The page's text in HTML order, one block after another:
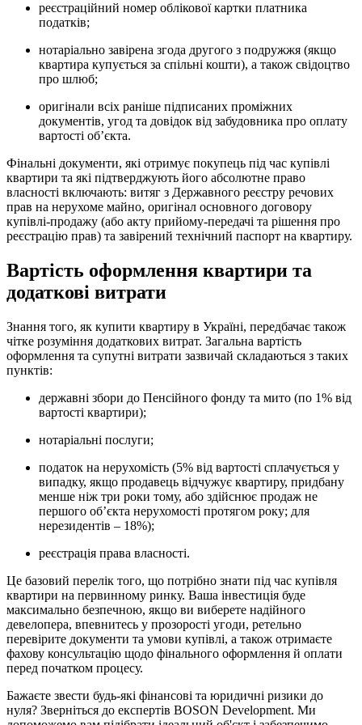
реєстраційний номер облікової картки платника
податків;
нотаріально завірена згода другого з подружжя (якщо
квартира купується за спільні кошти), а також свідоцтво
про шлюб;
оригінали всіх раніше підписаних проміжних
документів, угод та довідок від забудовника про оплату
вартості об’єкта.
Фінальні документи, які отримує покупець під час купівлі
квартири та які підтверджують його абсолютне право
власності включають: витяг з Державного реєстру речових
прав на нерухоме майно, оригінал основного договору
купівлі-продажу (або акту прийому-передачі та рішення про
реєстрацію прав) та завірений технічний паспорт на квартиру.
Вартість оформлення квартири та
додаткові витрати
Знання того, як купити квартиру в Україні, передбачає також
чітке розуміння додаткових витрат. Загальна вартість
оформлення та супутні витрати зазвичай складаються з таких
пунктів:
державні збори до Пенсійного фонду та мито (по 1% від
вартості квартири);
нотаріальні послуги;
податок на нерухомість (5% від вартості сплачується у
випадку, якщо продавець відчужує квартиру, придбану
менше ніж три роки тому, або здійснює продаж не
першого об’єкта нерухомості протягом року; для
нерезидентів – 18%);
реєстрація права власності.
Це базовий перелік того, що потрібно знати під час купівля
квартири на первинному ринку. Ваша інвестиція буде
максимально безпечною, якщо ви виберете надійного
девелопера, впевнитесь у прозорості угоди, ретельно
перевірите документи та умови купівлі, а також отримаєте
фахову консультацію щодо фінального оформлення й оплати
перед початком процесу.
Бажаєте звести будь-які фінансові та юридичні ризики до
нуля? Зверніться до експертів BOSON Development. Ми